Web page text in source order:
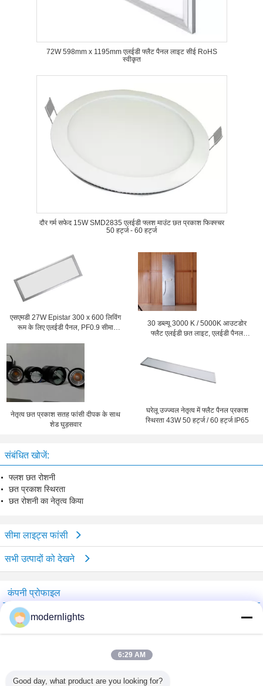
72W 598mm x 1195mm एलईडी फ्लैट पैनल लाइट सीई RoHS
स्वीकृत
दौर गर्म सफेद 15W SMD2835 एलईडी फ्लश माउंट छत प्रकाश फिक्स्चर
50 हर्ट्ज - 60 हर्ट्ज
एसएमडी 27W Epistar 300 x 600 लिविंग
रूम के लिए एलईडी पैनल, PF0.9 सीमा
30 डब्ल्यू 3000 K / 5000K आउटडोर
फ्लैट एलईडी छत लाइट, एलईडी पैनल
नेतृत्व छत प्रकाश सतह फांसी दीपक के साथ
शेड घुड़सवार
घरेलू उज्ज्वल नेतृत्व में फ्लैट पैनल प्रकाश
स्थिरता 43W 50 हर्ट्ज / 60 हर्ट्ज IP65
संबंधित खोजें:
फ्लश छत रोशनी
छत प्रकाश स्थिरता
छत रोशनी का नेतृत्व किया
सीमा लाइट्स फांसी
सभी उत्पादों को देखने
कंपनी प्रोफाइल
China Lighting Online Marketplace
सत्यापित आपूर्तिकर्ताओं
Verified Suplier
modernlights
6:29 AM
Good day, what product are you looking for?